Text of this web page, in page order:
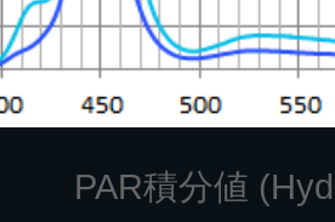
PAR積分値